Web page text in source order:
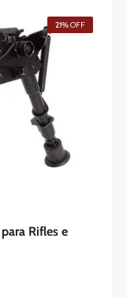
Rifles e
21%OFF